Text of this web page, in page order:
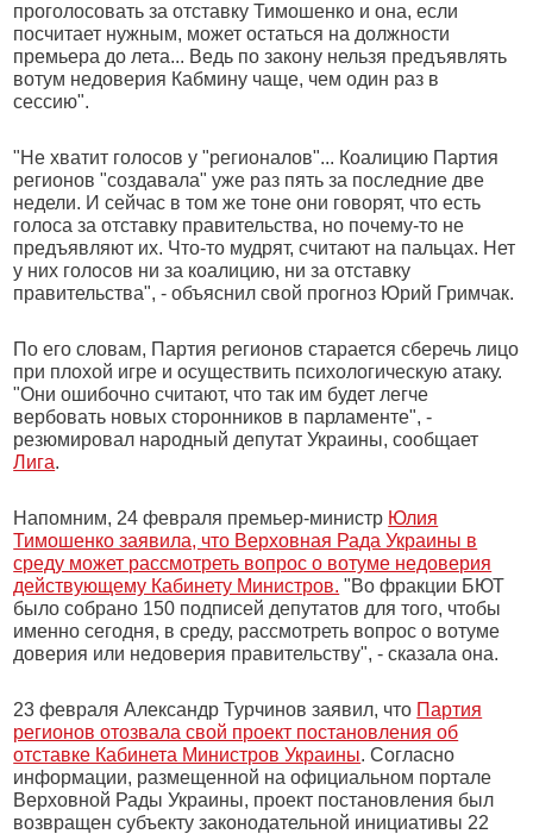
проголосовать за отставку Тимошенко и она, если
посчитает нужным, может остаться на должности
премьера до лета... Ведь по закону нельзя предъявлять
вотум недоверия Кабмину чаще, чем один раз в
сессию".
"Не хватит голосов у "регионалов"... Коалицию Партия
регионов "создавала" уже раз пять за последние две
недели. И сейчас в том же тоне они говорят, что есть
голоса за отставку правительства, но почему-то не
предъявляют их. Что-то мудрят, считают на пальцах. Нет
у них голосов ни за коалицию, ни за отставку
правительства", - объяснил свой прогноз Юрий Гримчак.
По его словам, Партия регионов старается сберечь лицо
при плохой игре и осуществить психологическую атаку.
"Они ошибочно считают, что так им будет легче
вербовать новых сторонников в парламенте", -
резюмировал народный депутат Украины, сообщает
Лига.
Напомним, 24 февраля премьер-министр Юлия
Тимошенко заявила, что Верховная Рада Украины в
среду может рассмотреть вопрос о вотуме недоверия
действующему Кабинету Министров. "Во фракции БЮТ
было собрано 150 подписей депутатов для того, чтобы
именно сегодня, в среду, рассмотреть вопрос о вотуме
доверия или недоверия правительству", - сказала она.
23 февраля Александр Турчинов заявил, что Партия
регионов отозвала свой проект постановления об
отставке Кабинета Министров Украины. Согласно
информации, размещенной на официальном портале
Верховной Рады Украины, проект постановления был
возвращен субъекту законодательной инициативы 22